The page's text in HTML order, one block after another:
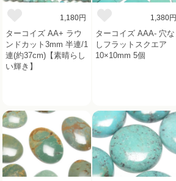
1,180円
ターコイズ AA+ ラウ
ンドカット3mm 半連/1
連(約37cm)【素晴らし
い輝き】
1,380円
ターコイズ AAA- 穴な
しフラットスクエア
10×10mm 5個